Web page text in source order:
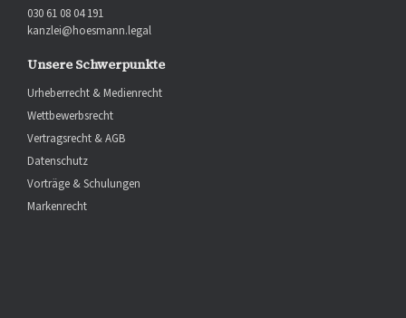
030 61 08 04 191
kanzlei@hoesmann.legal
Unsere Schwerpunkte
Urheberrecht & Medienrecht
Wettbewerbsrecht
Vertragsrecht & AGB
Datenschutz
Vorträge & Schulungen
Markenrecht